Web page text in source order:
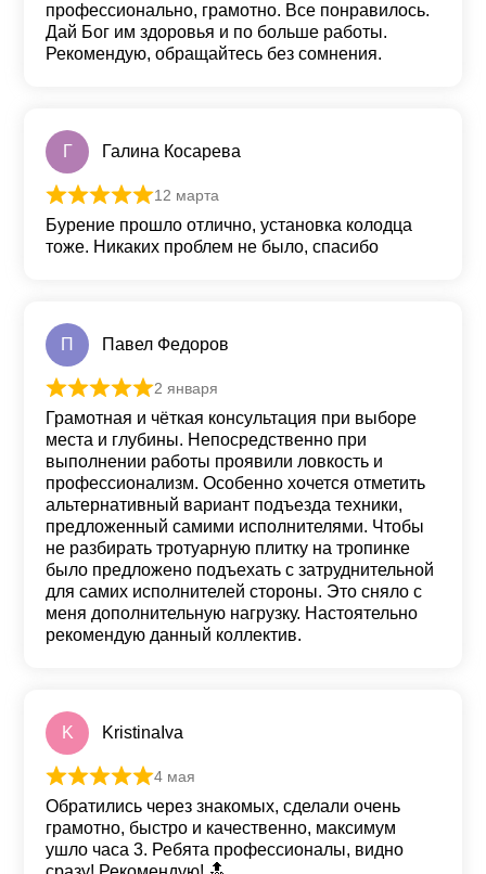
профессионально, грамотно. Все понравилось.
Дай Бог им здоровья и по больше работы.
Рекомендую, обращайтесь без сомнения.
Г Галина Косарева
Оценка из 5
12 марта
Бурение прошло отлично, установка колодца
тоже. Никаких проблем не было, спасибо
П Павел Федоров
Оценка из 5
2 января
Грамотная и чёткая консультация при выборе
места и глубины. Непосредственно при
выполнении работы проявили ловкость и
профессионализм. Особенно хочется отметить
альтернативный вариант подъезда техники,
предложенный самими исполнителями. Чтобы
не разбирать тротуарную плитку на тропинке
было предложено подъехать с затруднительной
для самих исполнителей стороны. Это сняло с
меня дополнительную нагрузку. Настоятельно
рекомендую данный коллектив.
K KristinaIva
Оценка
4 мая
Обратились через знакомых, сделали очень
грамотно, быстро и качественно, максимум
ушло часа 3. Ребята профессионалы, видно